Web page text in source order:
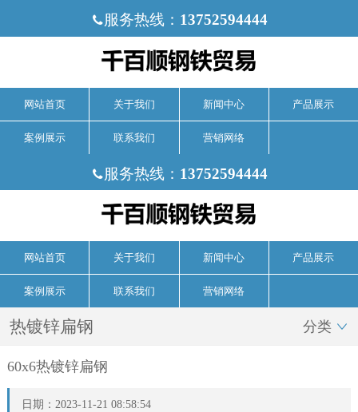
服务热线： 13752594444
网站首页 关于我们 新闻中心 产品展示
案例展示 联系我们 营销网络
服务热线： 13752594444
网站首页 关于我们 新闻中心 产品展示
案例展示 联系我们 营销网络
热镀锌扁钢 分类 
60x6热镀锌扁钢
日期：2023-11-21 08:58:54